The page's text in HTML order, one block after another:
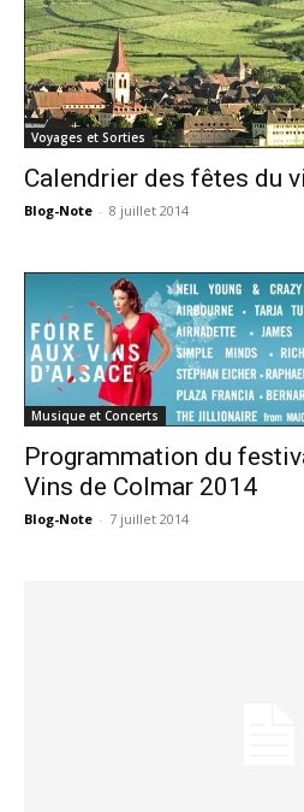
Voyages et Sorties
Calendrier des fêtes du
Blog-Note - 8 juillet 2014
Musique et Concerts
Programmation du
Vins de Colmar 2014
Blog-Note - 7 juillet 2014